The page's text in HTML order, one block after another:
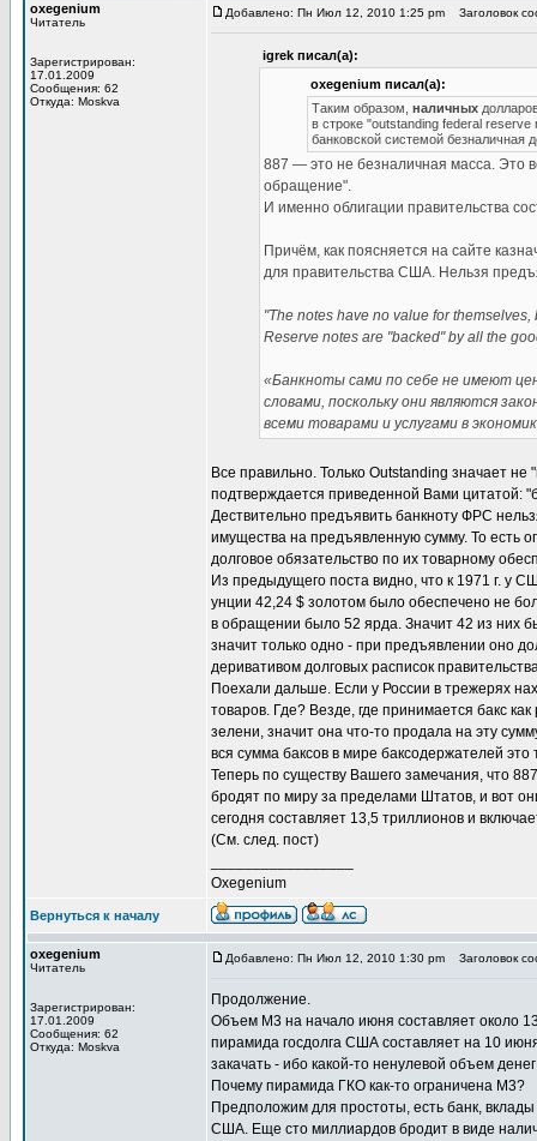
oxegenium
Читатель
Зарегистрирован:
17.01.2009
Сообщения: 62
Откуда: Moskva
Добавлено: Пн Июл 12, 2010 1:25 pm Заголовок
igrek писал(а):
oxegenium писал(а):
Таким образом, наличных
в строке "outstanding federal
банковской системой безналичная
887 — это не безналичная масса. Это
обращение".
И именно облигации правительства
Причём, как поясняется на сайте
для правительства США. Нельзя
"The notes have no value for
Reserve notes are "backed" by all the
«Банкноты сами по себе не имеют
словами, поскольку они являются
всеми товарами и услугами в
Все правильно. Только Outstanding значает
подтверждается приведенной Вами цитатой:
Дествительно предъявить банкноту ФРС
имущества на предъявленную сумму. То есть
долговое обязательство по их товарному
Из предыдущего поста видно, что к 1971 г. у
унции 42,24 $ золотом было обеспечено не
в обращении было 52 ярда. Значит 42 из них
значит только одно - при предъявлении оно
деривативом долговых расписок
Поехали дальше. Если у России в трежерях
товаров. Где? Везде, где принимается бакс
зелени, значит она что-то продала на эту
вся сумма баксов в мире баксодержателей
Теперь по существу Вашего замечания, что
бродят по миру за пределами Штатов, и вот
сегодня составляет 13,5 триллионов и
(См. след. пост)
Oxegenium
Вернуться к началу
oxegenium
Читатель
Зарегистрирован:
17.01.2009
Сообщения: 62
Откуда: Moskva
Добавлено: Пн Июл 12, 2010 1:30 pm Заголовок
Продолжение.
Объем M3 на начало июня составляет около
пирамида госдолга США составляет на 10
закачать - ибо какой-то ненулевой объем
Почему пирамида ГКО как-то ограничена M3?
Предположим для простоты, есть банк,
США. Еще сто миллиардов бродит в виде